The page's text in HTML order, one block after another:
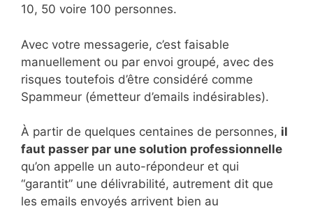
10, 50 voire 100 personnes.
Avec votre messagerie, c’est faisable
manuellement ou par envoi groupé, avec des
risques toutefois d’être considéré comme
Spammeur (émetteur d’emails indésirables).
À partir de quelques centaines de personnes, il
faut passer par une solution professionnelle
qu’on appelle un auto-répondeur et qui
“garantit” une délivrabilité, autrement dit que
les emails envoyés arrivent bien au